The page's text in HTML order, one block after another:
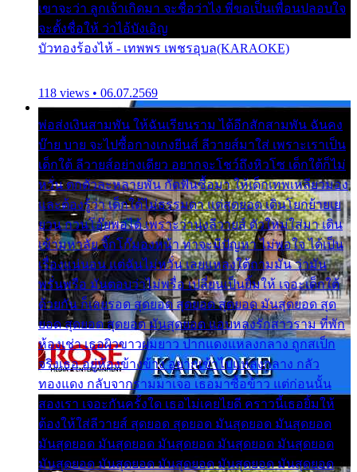
เขาจะว่า ลูกเจ้าเกิดมา จะชื่อว่าไง พี่ขอเป็นเพื่อนปลอบใจ
จะตั้งชื่อให้ ว่าไอ้บังเอิญ
บัวทองร้องไห้ - เทพพร เพชรอุบล(KARAOKE)
118 views • 06.07.2569
พ่อส่งเงินสามพัน ให้ฉันเรียนราม ได้อีกสักสามพัน ฉันคง
บ๊าย บาย จะไปซื้อกางเกงยีนส์ ลีวายส์มาใส่ เพราะเราเป็น
เด็กใต้ ลีวายส์อย่างเดียว อยากจะโชว์ถึงหิวโซ เด็กใต้ก็ไม่
หวั่น ตกตัวละหลายพัน กัดฟันซื้อมา ให้เด็กเทพเหลียวมอง
และต้องรู้ว่า เด็กใต้ไม่ธรรมดา แต่สุดยอด เดินโยกย้ายเย
ยวน กวนโอ๊ยพอได้ เพราะว่านุ่งลีวายส์ ตัวใหม่ใส่มา เดิน
เข้ามหาลัย จิ๊กโก๊มองหน้า ท่าจะมีปัญหา ไม่พอใจ ได้เป็น
เรื่องแน่นอน แต่ฉันไม่หวั่น เลยแหลงใต้ถามมัน ว่ามัน
พรั่นพรือ มันตอบว่าไม่พรื่อ เปลี่ยนเป็นยิ้มให้ เจอะเด็กใต้
ด้วยกัน ก็เลยรอด สุดยอด สุดยอด สุดยอด มันสุดยอด สุด
ยอด สุดยอด สุดยอด มันสุดยอด แอบหลงรักสาวราม ที่พัก
ห้องเช่า เธอผิวขาวผมยาว ปากแดงแหลงกลาง ถูกสเป็ก
จริงเธอ อยู่ห้องข้างข้าง อยากเข้าไปแหลงกลาง กลัว
ทองแดง กลับจากรามมาเจอ เธอมาซื้อข้าว แต่ก่อนนั้น
สองเรา เจอะกันครั้งใด เธอไม่เคยไยดี คราวนี้เธอยิ้มให้
ต้องให้ใส่ลีวายส์ สุดยอด สุดยอด มันสุดยอด มันสุดยอด
มันสุดยอด มันสุดยอด มันสุดยอด มันสุดยอด มันสุดยอด
มันสุดยอด มันสุดยอด มันสุดยอด มันสุดยอด มันสุดยอด